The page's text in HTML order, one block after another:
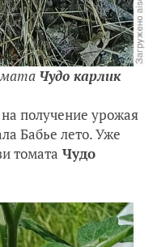
Чудо карлик
получение урожая
Бабье лето. Уже
томата Чудо